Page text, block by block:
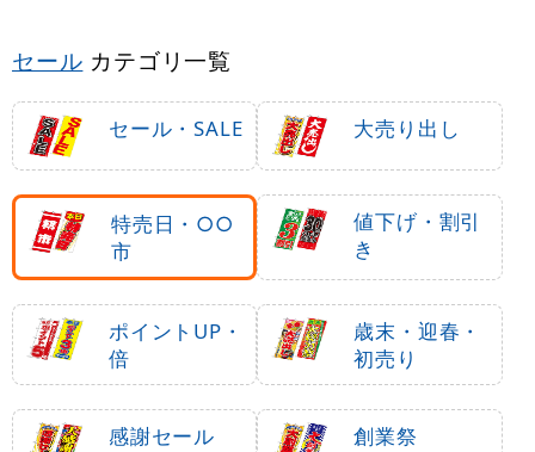
セール カテゴリ一覧
セール・SALE 大売り出し
特売日・○○
市
値下げ・割引
き
ポイントUP・
倍
歳末・迎春・
初売り
感謝セール 創業祭